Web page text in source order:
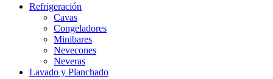
Refrigeración
Cavas
Congeladores
Minibares
Nevecones
Neveras
Lavado y Planchado